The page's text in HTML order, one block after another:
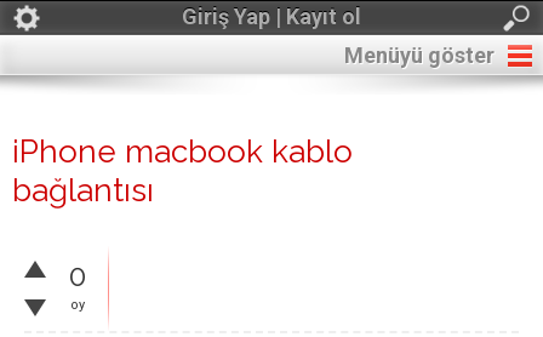
Giriş Yap | Kayıt ol
Menüyü göster
iPhone macbook kablo
bağlantısı
0
oy